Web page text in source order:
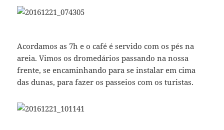
Acordamos as 7h e o café é servido com os pés na
areia. Vimos os dromedários passando na nossa
frente, se encaminhando para se instalar em cima
das dunas, para fazer os passeios com os turistas.